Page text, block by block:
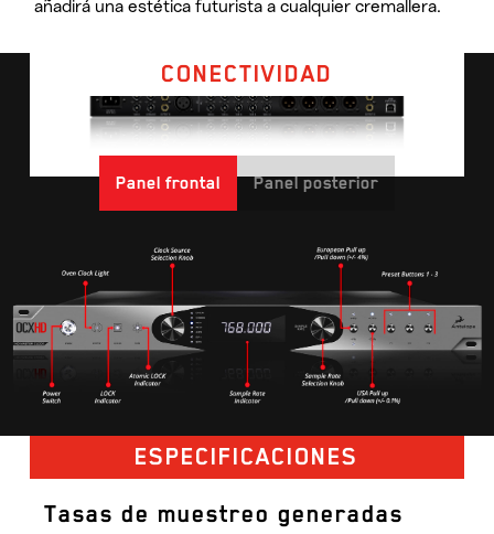
añadirá una estética futurista a cualquier cremallera.
CONECTIVIDAD
Panel frontal Panel posterior
ESPECIFICACIONES
Tasas de muestreo generadas